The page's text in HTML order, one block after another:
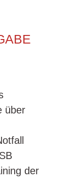
über
der